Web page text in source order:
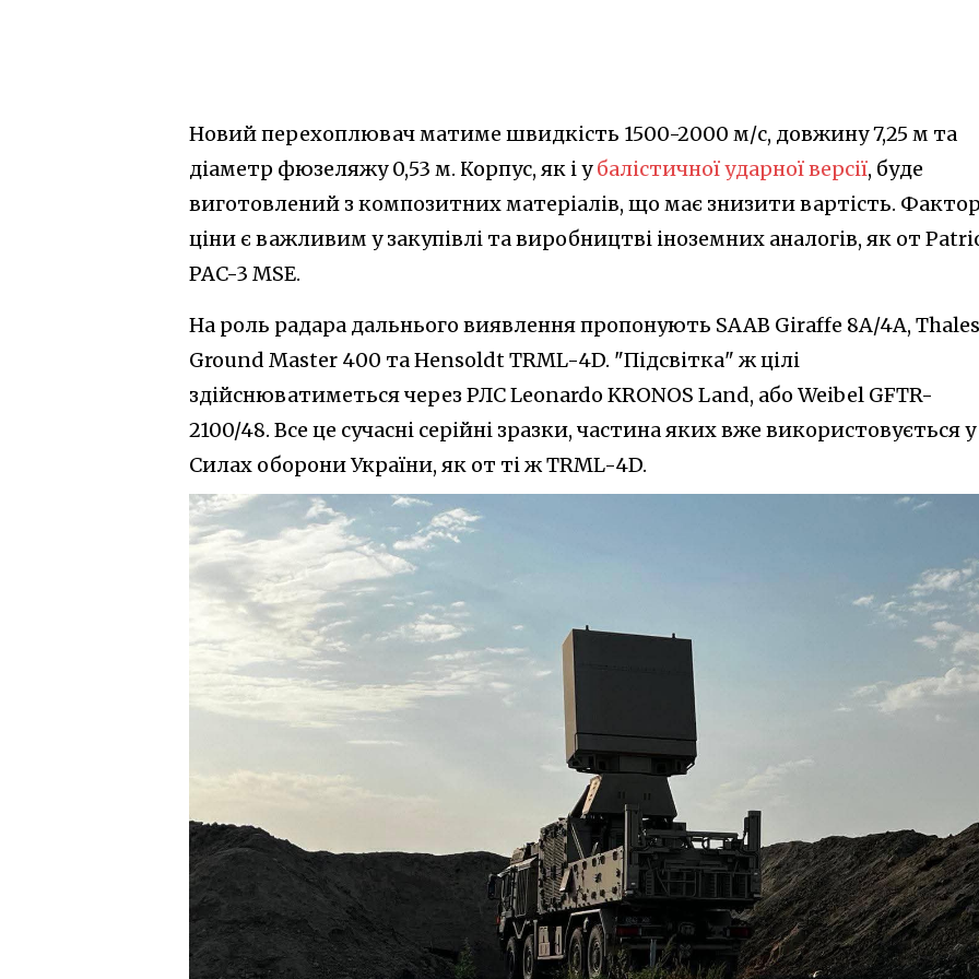
Новий перехоплювач матиме швидкість 1500-2000 м/с, довжину 7,25 м та
діаметр фюзеляжу 0,53 м. Корпус, як і убалістичної ударної версії, буде
виготовлений з композитних матеріалів, що має знизити вартість. Фактор
ціни є важливим у закупівлі та виробництві іноземних аналогів, як от
PAC-3 MSE.
На роль радара дальнього виявлення пропонують SAAB Giraffe 8A/4A, Thales
Ground Master 400 та Hensoldt TRML-4D. "Підсвітка" ж цілі
здійснюватиметься через РЛС Leonardo KRONOS Land, або Weibel GFTR-
2100/48. Все це сучасні серійні зразки, частина яких вже використовується у
Силах оборони України, як от ті ж TRML-4D.